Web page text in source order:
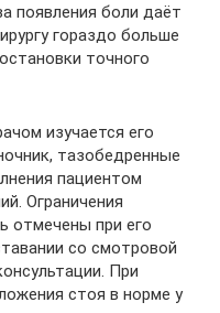
появления боли даёт
гораздо больше
точного
изучается его
тазобедренные
пациентом
Ограничения
отмечены при его
со смотровой
При
стоя в норме у